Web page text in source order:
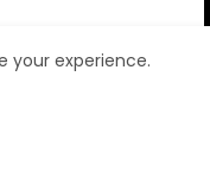
your experience.